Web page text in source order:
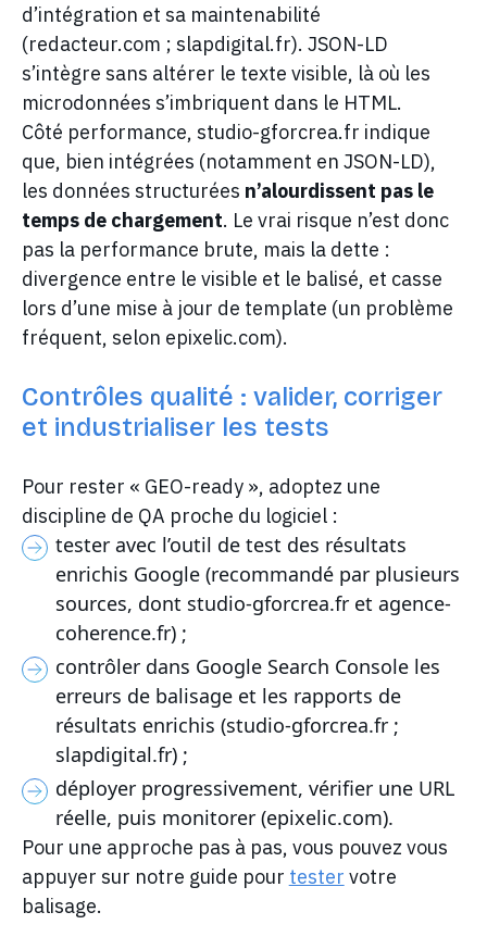
d’intégration et sa maintenabilité
(redacteur.com ; slapdigital.fr). JSON-LD
s’intègre sans altérer le texte visible, là où les
microdonnées s’imbriquent dans le HTML.
Côté performance, studio-gforcrea.fr indique
que, bien intégrées (notamment en JSON-LD),
les données structurées n’alourdissent pas le
temps de chargement. Le vrai risque n’est donc
pas la performance brute, mais la dette :
divergence entre le visible et le balisé, et casse
lors d’une mise à jour de template (un problème
fréquent, selon epixelic.com).
Contrôles qualité : valider, corriger
et industrialiser les tests
Pour rester « GEO-ready », adoptez une
discipline de QA proche du logiciel :
tester avec l’outil de test des résultats
enrichis Google (recommandé par plusieurs
sources, dont studio-gforcrea.fr et agence-
coherence.fr) ;
contrôler dans Google Search Console les
erreurs de balisage et les rapports de
résultats enrichis (studio-gforcrea.fr ;
slapdigital.fr) ;
déployer progressivement, vérifier une URL
réelle, puis monitorer (epixelic.com).
Pour une approche pas à pas, vous pouvez vous
appuyer sur notre guide pour tester votre
balisage.